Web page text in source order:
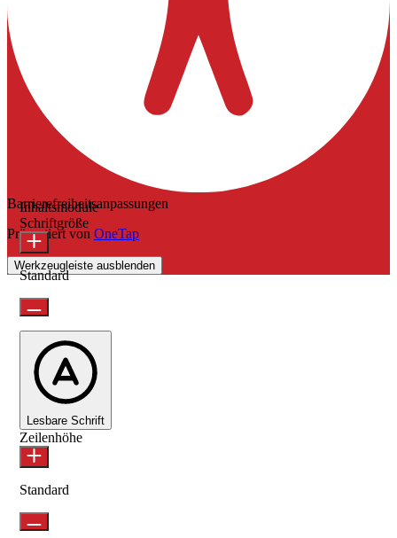
Barrierefreiheitsanpassungen
Präsentiert von OneTap
Werkzeugleiste ausblenden
Inhaltsmodule
Schriftgröße
Standard
Lesbare Schrift
Zeilenhöhe
Standard